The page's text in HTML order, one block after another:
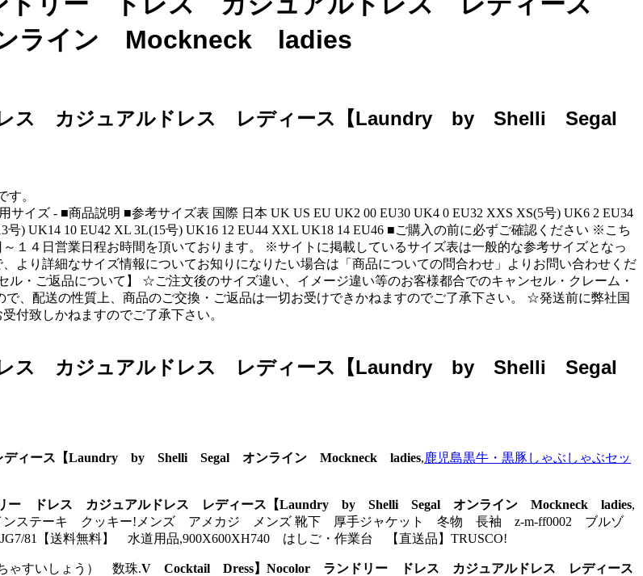
ライン Mockneck ladies
ス カジュアルドレス レディース【Laundry by Shelli Segal
す。
サイズ - ■商品説明 ■参考サイズ表 国際 日本 UK US EU UK2 00 EU30 UK4 0 EU32 XXS XS(5号) UK6 2 EU34
号) UK14 10 EU42 XL 3L(15号) UK16 12 EU44 XXL UK18 14 EU46 ■ご購入の前に必ずご確認ください ※こち
１４日営業日程お時間を頂いております。 ※サイトに掲載しているサイズ表は一般的な参考サイズとなっ
より詳細なサイズ情報についてお知りになりたい場合は「商品についての問合わせ」よりお問い合わせくだ
・ご返品について】 ☆ご注文後のサイズ違い、イメージ違い等のお客様都合でのキャンセル・クレーム・
、配送の性質上、商品のご交換・ご返品は一切お受けできかねますのでご了承下さい。 ☆発送前に弊社国
付致しかねますのでご了承下さい。
ス カジュアルドレス レディース【Laundry by Shelli Segal
ィース【Laundry by Shelli Segal オンライン Mockneck ladies,鹿児島黒牛・黒豚しゃぶしゃぶセッ
ー ドレス カジュアルドレス レディース【Laundry by Shelli Segal オンライン Mockneck ladies,
ステーキ クッキー!メンズ アメカジ メンズ 靴下 厚手ジャケット 冬物 長袖 z-m-ff0002 ブルゾ
81【送料無料】 水道用品,900X600XH740 はしご・作業台 【直送品】TRUSCO!
ゃすいしょう） 数珠.V Cocktail Dress】Nocolor ランドリー ドレス カジュアルドレス レディース